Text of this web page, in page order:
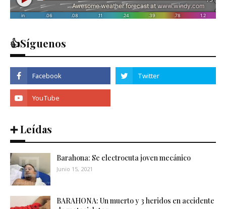
👍Síguenos
➕ Leídas
Barahona: Se electrocuta joven mecánico
Junio 15, 2021
BARAHONA: Un muerto y 3 heridos en accidente